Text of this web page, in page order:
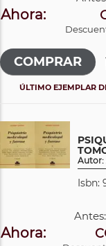
Ahora:
ÚLTIMO EJEMPLAR
Autor:
Isbn:
Antes:
Ahora: